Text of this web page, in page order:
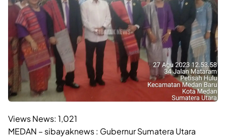
Views News: 1,021
MEDAN – sibayaknews : Gubernur Sumatera Utara